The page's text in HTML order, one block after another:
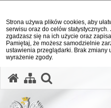
Strona używa plików cookies, aby
serwisu oraz do celów
zgadzasz się na ich użycie oraz
Pamiętaj, że możesz samodzielnie
ustawienia przeglądarki. Brak zmiany
wyrażenie zgody.